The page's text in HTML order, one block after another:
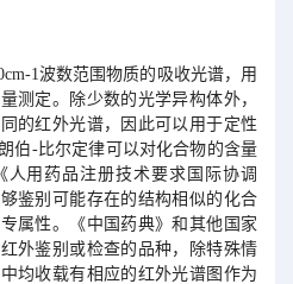
1波数范围物质的吸收光谱，用
测定。除少数的光学异构体外，
的红外光谱，因此可以用于定性
伯-比尔定律可以对化合物的含量
用药品注册技术要求国际协调
鉴别可能存在的结构相似的化合
属性。《中国药典》和其他国家
外鉴别或检查的品种，除特殊情
均收载有相应的红外光谱图作为